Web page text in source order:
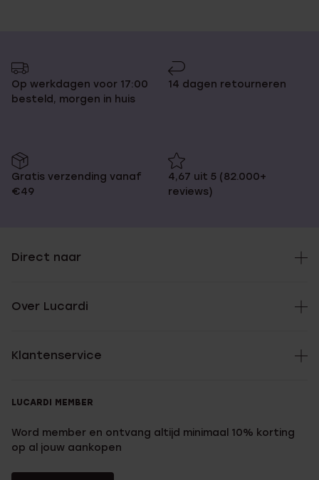
Op werkdagen voor 17:00
besteld, morgen in huis
14 dagen retourneren
Gratis verzending vanaf
€49
4,67 uit 5 (82.000+
reviews)
Direct naar
Over Lucardi
Klantenservice
LUCARDI MEMBER
Word member en ontvang altijd minimaal 10% korting
op al jouw aankopen